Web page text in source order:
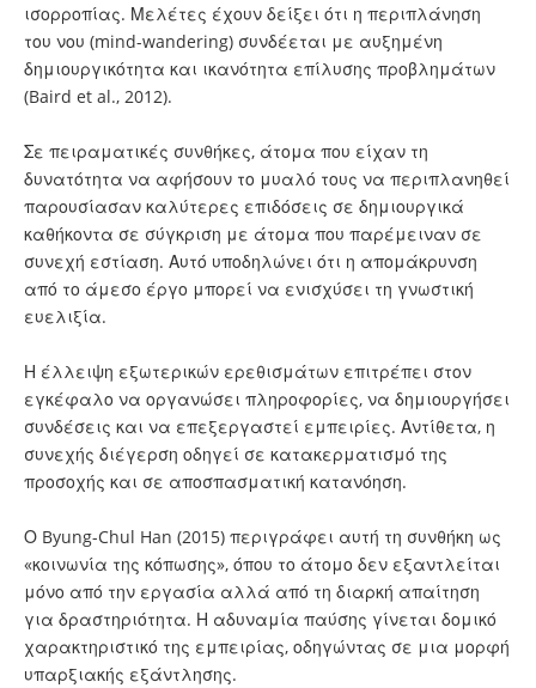
ισορροπίας. Μελέτες έχουν δείξει ότι η περιπλάνηση
του νου (mind-wandering) συνδέεται με αυξημένη
δημιουργικότητα και ικανότητα επίλυσης προβλημάτων
(Baird et al., 2012).
Σε πειραματικές συνθήκες, άτομα που είχαν τη
δυνατότητα να αφήσουν το μυαλό τους να περιπλανηθεί
παρουσίασαν καλύτερες επιδόσεις σε δημιουργικά
καθήκοντα σε σύγκριση με άτομα που παρέμειναν σε
συνεχή εστίαση. Αυτό υποδηλώνει ότι η απομάκρυνση
από το άμεσο έργο μπορεί να ενισχύσει τη γνωστική
ευελιξία.
Η έλλειψη εξωτερικών ερεθισμάτων επιτρέπει στον
εγκέφαλο να οργανώσει πληροφορίες, να δημιουργήσει
συνδέσεις και να επεξεργαστεί εμπειρίες. Αντίθετα, η
συνεχής διέγερση οδηγεί σε κατακερματισμό της
προσοχής και σε αποσπασματική κατανόηση.
Ο Byung-Chul Han (2015) περιγράφει αυτή τη συνθήκη ως
«κοινωνία της κόπωσης», όπου το άτομο δεν εξαντλείται
μόνο από την εργασία αλλά από τη διαρκή απαίτηση
για δραστηριότητα. Η αδυναμία παύσης γίνεται δομικό
χαρακτηριστικό της εμπειρίας, οδηγώντας σε μια μορφή
υπαρξιακής εξάντλησης.